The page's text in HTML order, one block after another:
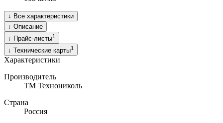
↓ Все характеристики
↓ Описание
↓ Прайс-листы1
↓ Технические карты1
Характеристики
Производитель
ТМ Технониколь
Страна
Россия